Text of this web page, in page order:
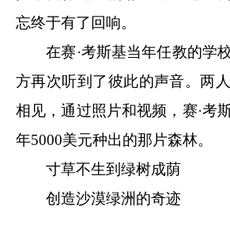
忘终于有了回响。
在赛·考斯基当年任教的学
方再次听到了彼此的声音。两
相见，通过照片和视频，赛·考
年5000美元种出的那片森林。
寸草不生到绿树成荫
创造沙漠绿洲的奇迹